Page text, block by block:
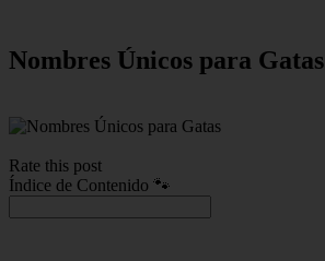
Nombres Únicos para Gatas
Rate this post
Índice de Contenido 🐾